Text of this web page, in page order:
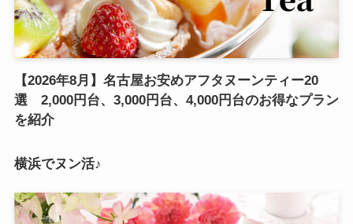
【2026年8月】名古屋お安めアフタヌーンティー20
選 2,000円台、3,000円台、4,000円台のお得なプラン
を紹介
横浜でヌン活♪